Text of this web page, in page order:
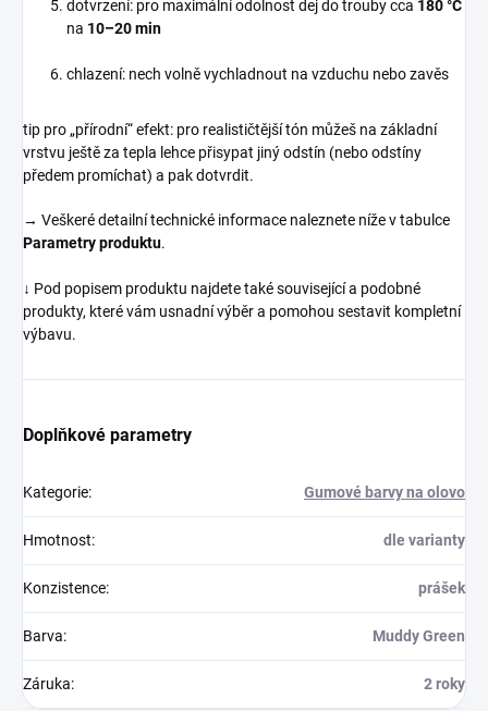
dotvrzení: pro maximální odolnost dej do trouby cca 180 °C
na 10–20 min
chlazení: nech volně vychladnout na vzduchu nebo zavěs
tip pro „přírodní“ efekt: pro realističtější tón můžeš na základní
vrstvu ještě za tepla lehce přisypat jiný odstín (nebo odstíny
předem promíchat) a pak dotvrdit.
→ Veškeré detailní technické informace naleznete níže v tabulce
Parametry produktu.
↓ Pod popisem produktu najdete také související a podobné
produkty, které vám usnadní výběr a pomohou sestavit kompletní
výbavu.
Doplňkové parametry
Kategorie: Gumové barvy na olovo
Hmotnost: dle varianty
Konzistence: prášek
Barva: Muddy Green
Záruka: 2 roky